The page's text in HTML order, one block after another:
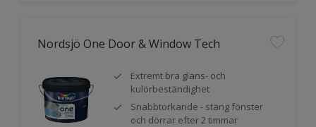
Nordsjö One Door & Window Tech
Extremt bra glans- och
kulörbeständighet
Snabbtorkande - stäng fönster
och dörrar efter 2 timmar